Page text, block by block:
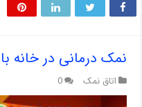
نمک درمانی در خانه
اتاق نمک 0